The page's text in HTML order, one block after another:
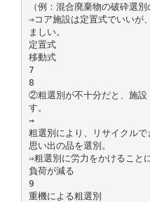
（例：混合廃棄物の破砕選
⇒コア施設は定置式でいいが
ましい。
定置式
移動式
7
8
②粗選別が不十分だと、施設
す。
→
粗選別により、リサイクルで
思い出の品を選別。
⇒粗選別に労力をかけること
負荷が減る
9
重機による粗選別